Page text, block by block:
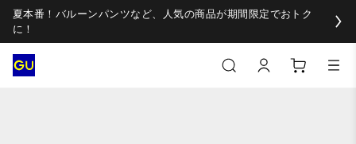
夏本番！バルーンパンツなど、人気の商品が期間限定でおトク
に！